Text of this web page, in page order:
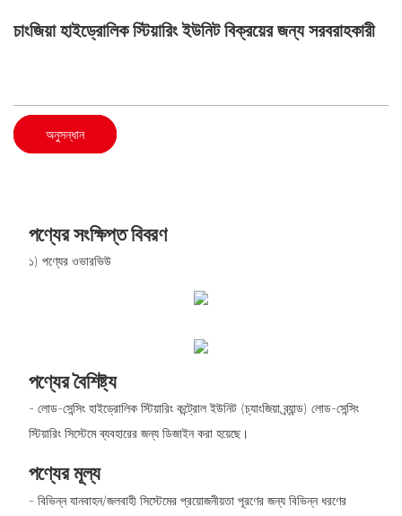
চাংজিয়া হাইড্রোলিক স্টিয়ারিং ইউনিট বিক্রয়ের জন্য সরবরাহকারী
অনুসন্ধান
পণ্যের সংক্ষিপ্ত বিবরণ
১) পণ্যের ওভারভিউ
পণ্যের বৈশিষ্ট্য
- লোড-সেন্সিং হাইড্রোলিক স্টিয়ারিং কন্ট্রোল ইউনিট (চ্যাংজিয়া ব্র্যান্ড) লোড-সেন্সিং
স্টিয়ারিং সিস্টেমে ব্যবহারের জন্য ডিজাইন করা হয়েছে।
পণ্যের মূল্য
- বিভিন্ন যানবাহন/জলবাহী সিস্টেমের প্রয়োজনীয়তা পূরণের জন্য বিভিন্ন ধরণের